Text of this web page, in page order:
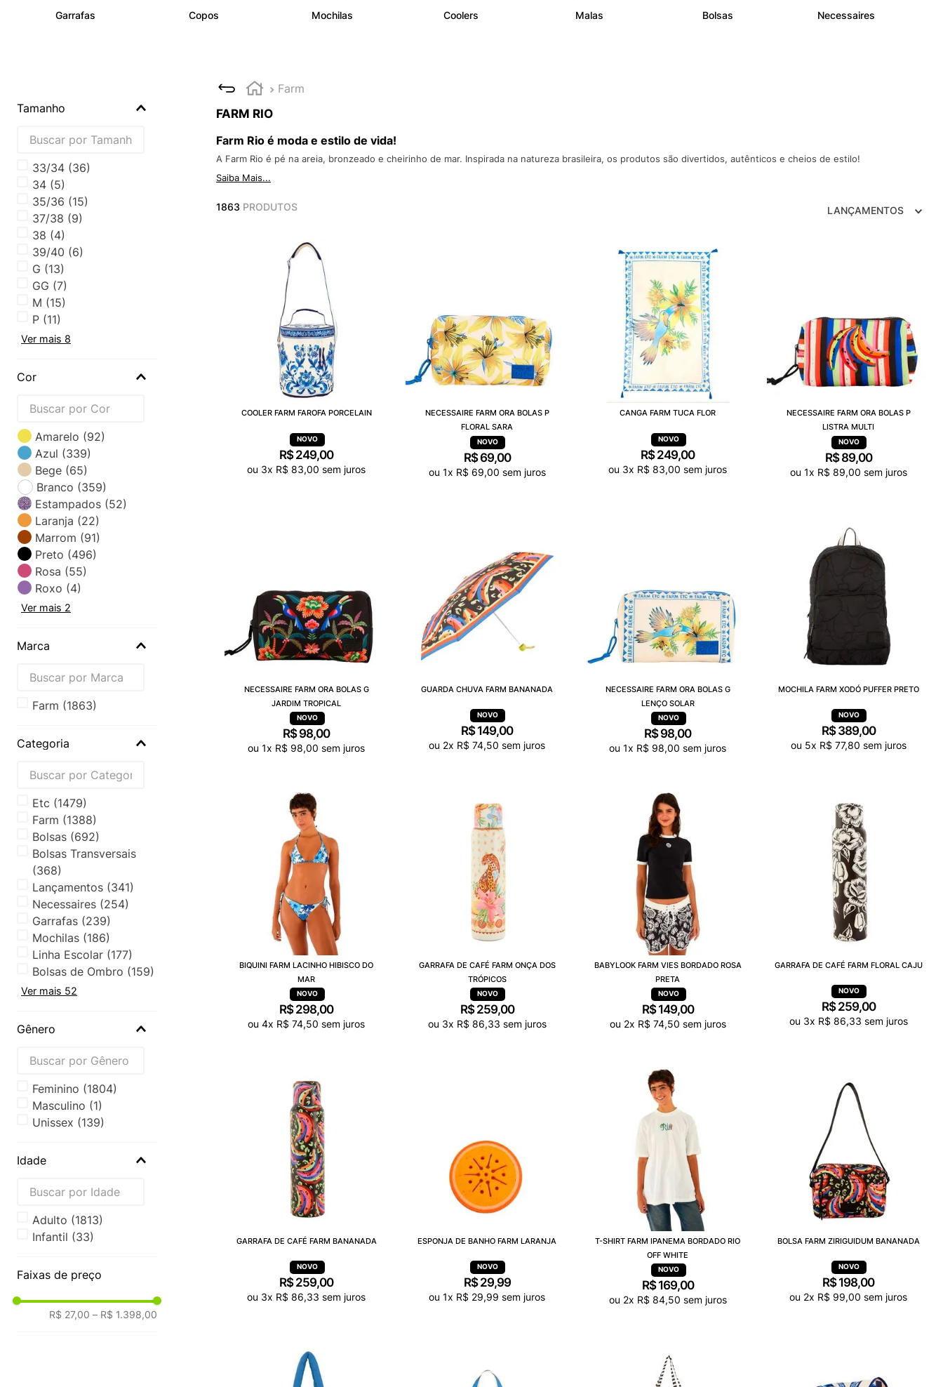
Garrafas Copos Mochilas Coolers Malas Bolsas Necessaires
Tamanho
33/34 (36)
34 (5)
35/36 (15)
37/38 (9)
38 (4)
39/40 (6)
G (13)
GG (7)
M (15)
P (11)
Ver mais 8
Cor
Amarelo (92)
Azul (339)
Bege (65)
Branco (359)
Estampados (52)
Laranja (22)
Marrom (91)
Preto (496)
Rosa (55)
Roxo (4)
Ver mais 2
Marca
farm (1863)
Categoria
Etc (1479)
Farm (1388)
Bolsas (692)
Bolsas Transversais
(368)
Lançamentos (341)
Necessaires (254)
Garrafas (239)
Mochilas (186)
Linha Escolar (177)
Bolsas de Ombro (159)
Ver mais 52
Gênero
Feminino (1804)
Masculino (1)
Unissex (139)
Idade
Adulto (1813)
Infantil (33)
Faixas de preço
R$ 27,00 – R$ 1.398,00
Farm
FARM RIO
Farm Rio é moda e estilo de vida!
A Farm Rio é pé na areia, bronzeado e cheirinho de mar. Inspirada na natureza brasileira, os produtos são divertidos, autênticos e cheios de estilo!
Saiba Mais...
1863 PRODUTOS LANÇAMENTOS
COOLER FARM FAROFA PORCELAIN
R$249,00
ou 3x R$ 83,00 sem juros
NECESSAIRE FARM ORA BOLAS P
FLORAL SARA
R$ 69,00
ou 1x R$ 69,00 sem juros
CANGA FARM TUCA FLOR
R$249,00
ou 3x R$ 83,00 sem juros
NECESSAIRE FARM ORA BOLAS P
LISTRA MULTI
R$ 89,00
ou 1x R$ 89,00 sem juros
NECESSAIRE FARM ORA BOLAS G
JARDIM TROPICAL
R$98,00
ou1x R$ 98,00 sem juros
GUARDA CHUVA FARM BANANADA
R$149,00
ou 2x R$ 74,50 sem juros
NECESSAIRE FARM ORA BOLAS G
LENÇO SOLAR
R$98,00
ou1x R$ 98,00 sem juros
MOCHILA FARM XODÓ PUFFER PRETO
R$ 389,00
ou 5x R$ 77,80 sem juros
BIQUINI FARM LACINHO HIBISCO DO
MAR
R$298,00
ou4x R$ 74,50 sem juros
GARRAFA DE CAFÉ FARM ONÇA DOS
TRÓPICOS
R$ 259,00
ou 3x R$ 86,33 sem juros
BABYLOOK FARM VIES BORDADO ROSA
PRETA
R$ 149,00
ou 2x R$ 74,50 sem juros
GARRAFA DE CAFÉ FARM FLORAL CAJU
R$ 259,00
ou 3x R$ 86,33 sem juros
GARRAFA DE CAFÉ FARM BANANADA
R$259,00
ou 3x R$ 86,33 sem juros
ESPONJA DE BANHO FARM LARANJA
R$ 29,99
ou1x R$ 29,99 sem juros
T-SHIRT FARM IPANEMA BORDADO RIO
OFF WHITE
R$ 169,00
ou 2x R$ 84,50 sem juros
BOLSA FARM ZIRIGUIDUM BANANADA
R$198,00
ou 2x R$ 99,00 sem juros